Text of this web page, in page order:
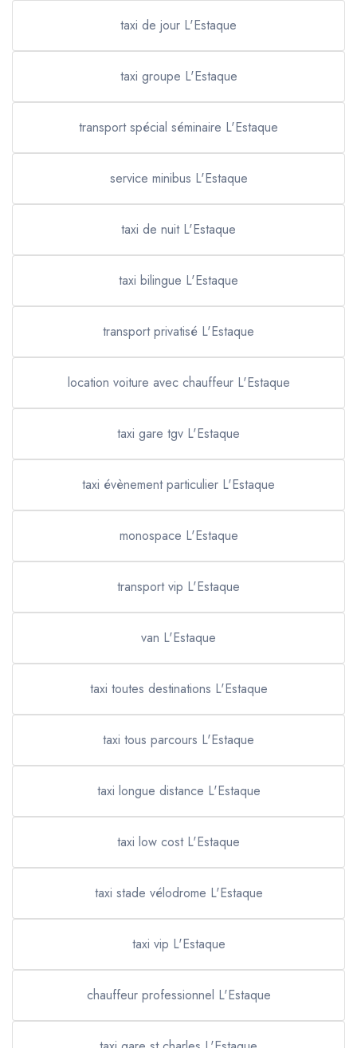
taxi de jour L'Estaque
taxi groupe L'Estaque
transport spécial séminaire L'Estaque
service minibus L'Estaque
taxi de nuit L'Estaque
taxi bilingue L'Estaque
transport privatisé L'Estaque
location voiture avec chauffeur L'Estaque
taxi gare tgv L'Estaque
taxi évènement particulier L'Estaque
monospace L'Estaque
transport vip L'Estaque
van L'Estaque
taxi toutes destinations L'Estaque
taxi tous parcours L'Estaque
taxi longue distance L'Estaque
taxi low cost L'Estaque
taxi stade vélodrome L'Estaque
taxi vip L'Estaque
chauffeur professionnel L'Estaque